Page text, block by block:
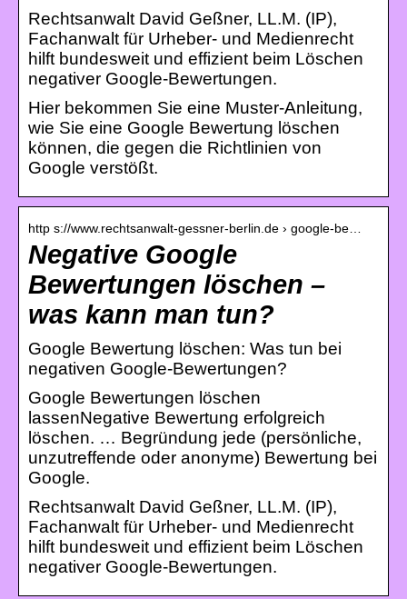
Rechtsanwalt David Geßner, LL.M. (IP),
Fachanwalt für Urheber- und Medienrecht
hilft bundesweit und effizient beim Löschen
negativer Google-Bewertungen.
Hier bekommen Sie eine Muster-Anleitung,
wie Sie eine Google Bewertung löschen
können, die gegen die Richtlinien von
Google verstößt.
http s://www.rechtsanwalt-gessner-berlin.de › google-be…
Negative Google
Bewertungen löschen –
was kann man tun?
Google Bewertung löschen: Was tun bei
negativen Google-Bewertungen?
Google Bewertungen löschen
lassenNegative Bewertung erfolgreich
löschen. … Begründung jede (persönliche,
unzutreffende oder anonyme) Bewertung bei
Google.
Rechtsanwalt David Geßner, LL.M. (IP),
Fachanwalt für Urheber- und Medienrecht
hilft bundesweit und effizient beim Löschen
negativer Google-Bewertungen.